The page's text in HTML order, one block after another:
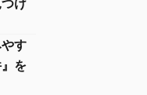
け
す
を